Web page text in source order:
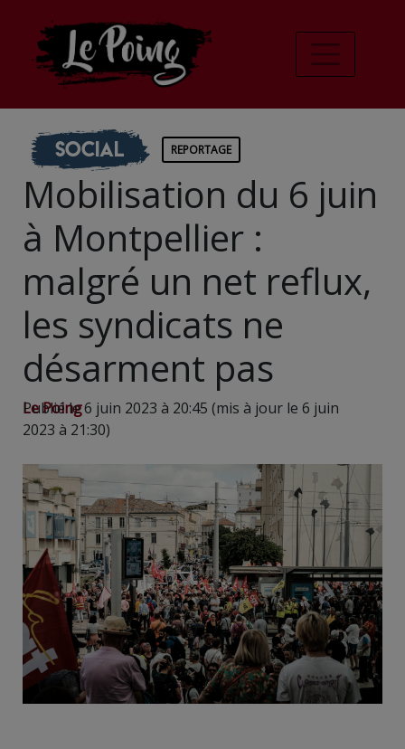
Social REPORTAGE
Mobilisation du 6 juin
à Montpellier :
malgré un net reflux,
les syndicats ne
désarment pas
Le Poing
Publié le 6 juin 2023 à 20:45 (mis à jour le 6 juin
2023 à 21:30)